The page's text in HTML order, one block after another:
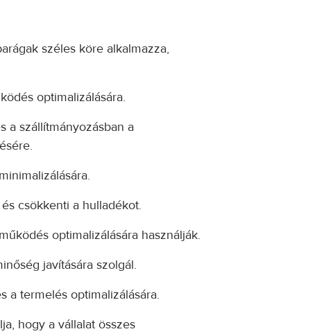
széles köre alkalmazza,
optimalizálására.
a szállítmányozásban a
csökkenti a hulladékot.
optimalizálására használják.
javítására szolgál.
a termelés optimalizálására.
hogy a vállalat összes